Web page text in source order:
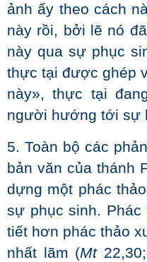
ảnh ấy theo cách
này rồi, bởi lẽ nó
này qua sự phục
thực tại được ghép
này», thực tại
người hướng tới sự
5. Toàn bộ các
bản văn của thánh
dựng một phác
sự phục sinh.
tiết hơn phác thảo
nhất lãm (Mt